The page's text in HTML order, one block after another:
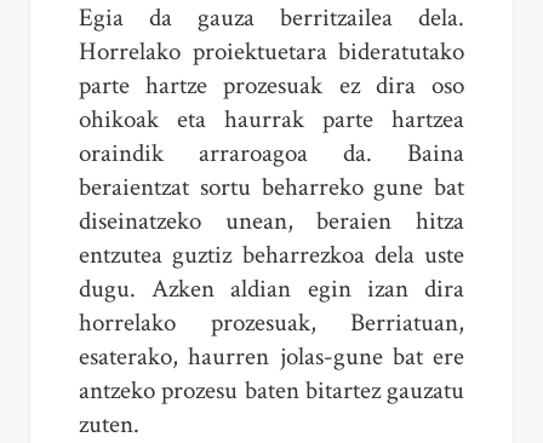
Egia da gauza berritzailea dela.
Horrelako proiektuetara bideratutako
parte hartze prozesuak ez dira oso
ohikoak eta haurrak parte hartzea
oraindik arraroagoa da. Baina
beraientzat sortu beharreko gune bat
diseinatzeko unean, beraien hitza
entzutea guztiz beharrezkoa dela uste
dugu. Azken aldian egin izan dira
horrelako prozesuak, Berriatuan,
esaterako, haurren jolas-gune bat ere
antzeko prozesu baten bitartez gauzatu
zuten.